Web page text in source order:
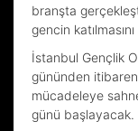
branşta
gencin
İstanbul Gençlik
gününden
mücadeleye
günü başlayacak.